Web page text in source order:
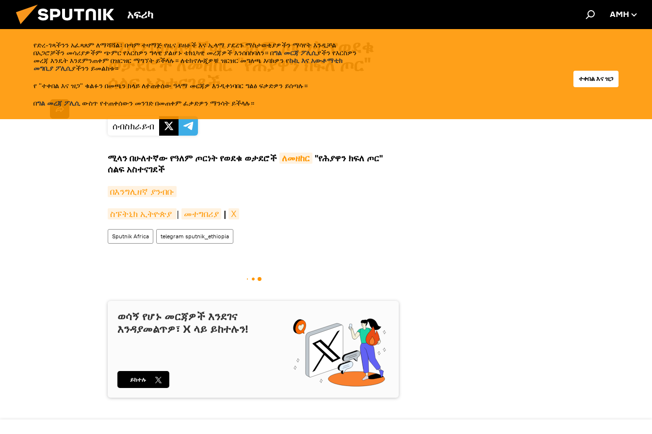
አፍሪካ AMH
የድረ-ገጻችንን አፈጻጸም ለማሻሻል፣ በጣም ተዛማጅ የዜና ይዘቶች እና ኢላማ ያደረጉ ማስታወቂያዎችን ማሳየት እንዲቻል
በአጋሮቻችን መሳሪያዎችም ጭምር የእርስዎን ግላዊ ያልሆኑ ቴክኒካዊ መረጃዎች እንሰበስባለን። በግል መርጃ ፖሊሲያችን የእርስዎን
መረጃ እንዴት እንደምንጠቀም በዝርዝር ማግኘት ይችላሉ። ለቴክኖሎጂዎቹ ዝርዝር መግለጫ እባክዎን የኩኪ እና አውቶማቲክ
መግቢያ ፖሊሲያችንን ይመልከቱ።
የ "ተቀበል እና ዝጋ" ቁልፉን በመጫን ከላይ ለተጠቀሰው ዓላማ መርጃዎ እንዲቀነባበር ግልፅ ፍቃድዎን ይሰጣሉ።
በግል መረጃ ፖሊሲውስጥ የተጠቀሰውን መንገድ በመጠቀም ፈቃድዎን ማንሳት ይችላሉ።
ተቀበል እና ዝጋ
ሚላን በሁለተኛው የዓለም ጦርነት የወደቁ
ወታደሮች ለመዘከር "የሕያዋን ክፍለ ጦር"
ሰልፍ አስተናገደች
20:23 09.05.2026 (የተሻሻለ:20:39 09.05.2026)
ሰብስክራይብ
ሚላን በሁለተኛው የዓለም ጦርነት የወደቁ ወታደሮች ለመዘከር "የሕያዋን ክፍለ ጦር"
ሰልፍ አስተናገደች
በእንግሊዘኛ ያንብቡ
ስፑትኒክ ኢትዮጵያ | መተግበሪያ | X
Sputnik Africa telegram sputnik_ethiopia
ወሳኝ የሆኑ መርጃዎች እንደገና
እንዳያመልጥዎ፣ X ላይ ይከተሉን!
ይከተሉ